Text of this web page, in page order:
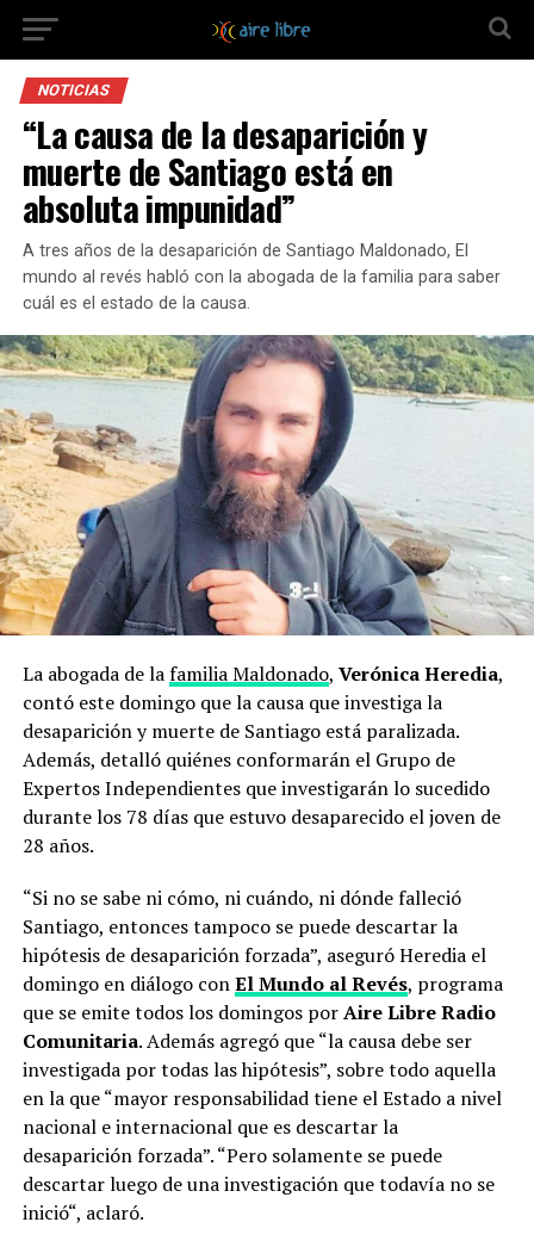
NOTICIAS
“La causa de la desaparición y
muerte de Santiago está en
absoluta impunidad”
A tres años de la desaparición de Santiago Maldonado, El
mundo al revés habló con la abogada de la familia para saber
cuál es el estado de la causa.
La abogada de lafamilia Maldonado, Verónica Heredia,
contó este domingo que la causa que investiga la
desaparición y muerte de Santiago está paralizada.
Además, detalló quiénes conformarán el Grupo de
Expertos Independientes que investigarán lo sucedido
durante los 78 días que estuvo desaparecido el joven de
28 años.
“Si no se sabe ni cómo, ni cuándo, ni dónde falleció
Santiago, entonces tampoco se puede descartar la
hipótesis de desaparición forzada”, aseguró Heredia el
domingo en diálogo conEl Mundo al Revés, programa
que se emite todos los domingos porAire Libre Radio
Comunitaria. Además agregó que “la causa debe ser
investigada por todas las hipótesis”, sobre todo aquella
en la que “mayor responsabilidad tiene el Estado a nivel
nacional e internacional que es descartar la
desaparición forzada”. “Pero solamente se puede
descartar luego de una investigación que todavía no se
inició“, aclaró.